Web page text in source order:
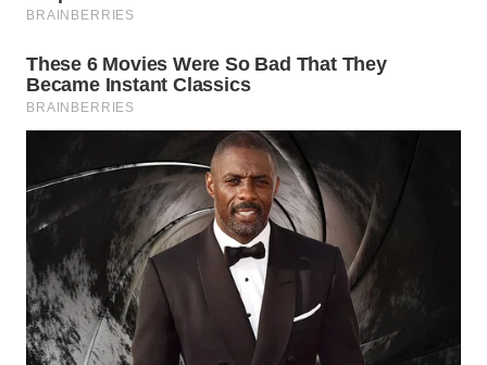
MARTABAT
PLN
MKLI
LKKI
KOPEKLIN